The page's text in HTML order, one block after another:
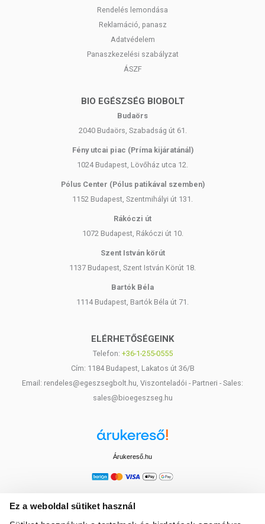
Ez a weboldal sütiket használ
Rendelés lemondása
Reklamáció, panasz
Adatvédelem
Panaszkezelési szabályzat
ÁSZF
BIO EGÉSZSÉG BIOBOLT
Budaörs
2040 Budaörs, Szabadság út 61.
Fény utcai piac (Príma kijáratánál)
1024 Budapest, Lövőház utca 12.
Pólus Center (Pólus patikával szemben)
1152 Budapest, Szentmihályi út 131.
Rákóczi út
1072 Budapest, Rákóczi út 10.
Szent István körút
1137 Budapest, Szent István Körút 18.
Bartók Béla
1114 Budapest, Bartók Béla út 71.
ELÉRHETŐSÉGEINK
Telefon: +36-1-255-0555
Cím: 1184 Budapest, Lakatos út 36/B
Email: rendeles@egeszsegbolt.hu, Viszonteladói - Partneri - Sales:
sales@bioegeszseg.hu
Árukereső.hu